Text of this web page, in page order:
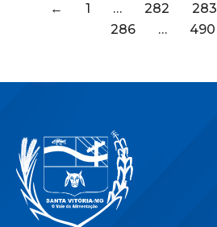
← 1 … 282 283
286
… 490